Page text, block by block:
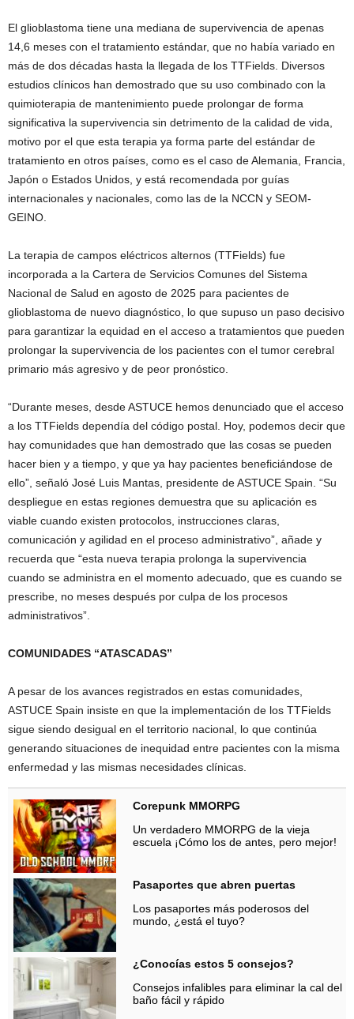
El glioblastoma tiene una mediana de supervivencia de apenas
14,6 meses con el tratamiento estándar, que no había variado en
más de dos décadas hasta la llegada de los TTFields. Diversos
estudios clínicos han demostrado que su uso combinado con la
quimioterapia de mantenimiento puede prolongar de forma
significativa la supervivencia sin detrimento de la calidad de vida,
motivo por el que esta terapia ya forma parte del estándar de
tratamiento en otros países, como es el caso de Alemania, Francia,
Japón o Estados Unidos, y está recomendada por guías
internacionales y nacionales, como las de la NCCN y SEOM-
GEINO.
La terapia de campos eléctricos alternos (TTFields) fue
incorporada a la Cartera de Servicios Comunes del Sistema
Nacional de Salud en agosto de 2025 para pacientes de
glioblastoma de nuevo diagnóstico, lo que supuso un paso decisivo
para garantizar la equidad en el acceso a tratamientos que pueden
prolongar la supervivencia de los pacientes con el tumor cerebral
primario más agresivo y de peor pronóstico.
“Durante meses, desde ASTUCE hemos denunciado que el acceso
a los TTFields dependía del código postal. Hoy, podemos decir que
hay comunidades que han demostrado que las cosas se pueden
hacer bien y a tiempo, y que ya hay pacientes beneficiándose de
ello”, señaló José Luis Mantas, presidente de ASTUCE Spain. “Su
despliegue en estas regiones demuestra que su aplicación es
viable cuando existen protocolos, instrucciones claras,
comunicación y agilidad en el proceso administrativo”, añade y
recuerda que “esta nueva terapia prolonga la supervivencia
cuando se administra en el momento adecuado, que es cuando se
prescribe, no meses después por culpa de los procesos
administrativos”.
COMUNIDADES “ATASCADAS”
A pesar de los avances registrados en estas comunidades,
ASTUCE Spain insiste en que la implementación de los TTFields
sigue siendo desigual en el territorio nacional, lo que continúa
generando situaciones de inequidad entre pacientes con la misma
enfermedad y las mismas necesidades clínicas.
Corepunk MMORPG
Un verdadero MMORPG de la vieja
escuela ¡Cómo los de antes, pero mejor!
Pasaportes que abren puertas
Los pasaportes más poderosos del
mundo, ¿está el tuyo?
¿Conocías estos 5 consejos?
Consejos infalibles para eliminar la cal del
baño fácil y rápido